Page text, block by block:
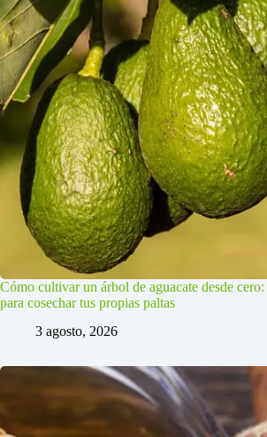
Cómo cultivar un árbol de aguacate desde
para cosechar tus propias paltas
3 agosto, 2026